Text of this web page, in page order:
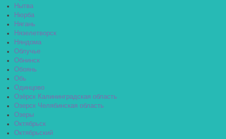
Нытва
Нюрба
Нягань
Нязелетворск
Няндома
Облучье
Обнинск
Обоянь
Обь
Одинцово
Озёрск Калининградская область
Озерск Челябинская область
Озеры
Октябрьск
Октябрьский